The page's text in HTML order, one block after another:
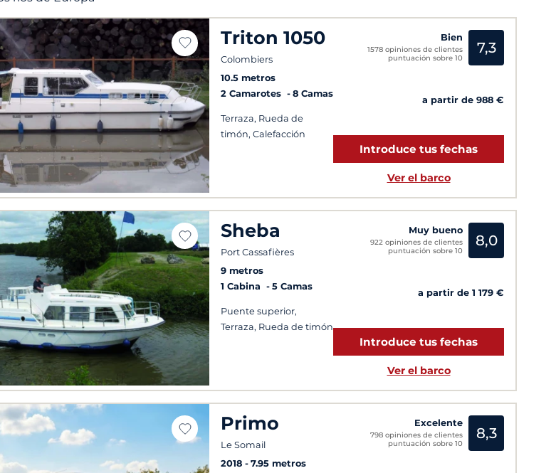
Triton 1050
Colombiers
10.5 metros
2 Camarotes
8 Camas
Terraza, Rueda de
timón, Calefacción
Bien
1578 opiniones de clientes
puntuación sobre 10
7,3
a partir de 988 €
Introduce tus fechas
Ver el barco
Sheba
Port Cassafières
9 metros
1 Cabina
5 Camas
Puente superior,
Terraza, Rueda de timón
Muy bueno
922 opiniones de clientes
puntuación sobre 10
8,0
a partir de 1 179 €
Introduce tus fechas
Ver el barco
Primo
Le Somail
2018
7.95 metros
Excelente
798 opiniones de clientes
puntuación sobre 10
8,3